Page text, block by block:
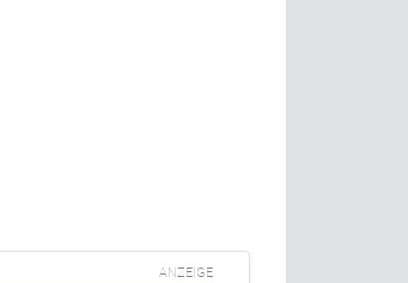
ANZEIGE